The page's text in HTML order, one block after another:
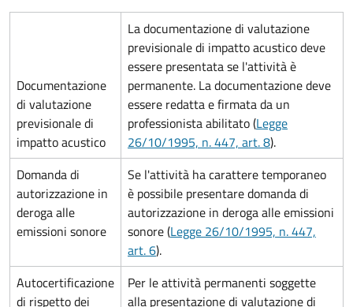
Documentazione
di valutazione
previsionale di
impatto acustico
La documentazione di valutazione
previsionale di impatto acustico deve
essere presentata se l'attività è
permanente. La documentazione deve
essere redatta e firmata da un
professionista abilitato (Legge
26/10/1995, n. 447, art. 8).
Domanda di
autorizzazione in
deroga alle
emissioni sonore
Se l'attività ha carattere temporaneo
è possibile presentare domanda di
autorizzazione in deroga alle emissioni
sonore (Legge 26/10/1995, n. 447,
art. 6).
Autocertificazione
di rispetto dei
Per le attività permanenti soggette
alla presentazione di valutazione di